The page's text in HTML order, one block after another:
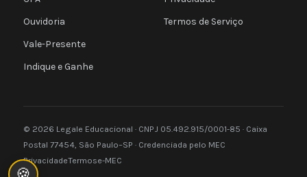
Ouvidoria
Vale-Presente
Indique e Ganhe
Termos de Serviço
© 2026 Legale Educacional · CNPJ 05.492.915/0001-85 · Caixa
Postal 77454, São Paulo–SP · Credenciada pelo MEC
PrivacidadeTermose-MEC